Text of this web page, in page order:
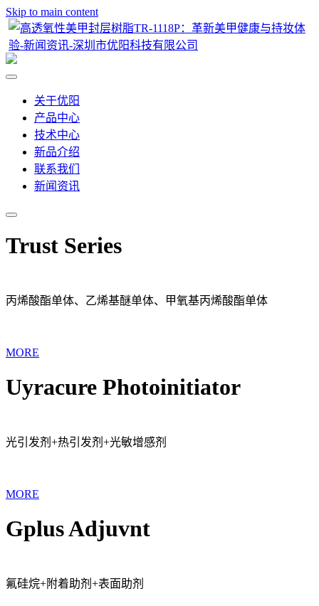
Skip to main content
关于优阳
产品中心
技术中心
新品介绍
联系我们
新闻资讯
Trust Series
丙烯酸酯单体、乙烯基醚单体、甲氧基丙烯酸酯单体
MORE
Uyracure Photoinitiator
光引发剂+热引发剂+光敏增感剂
MORE
Gplus Adjuvnt
氟硅烷+附着助剂+表面助剂